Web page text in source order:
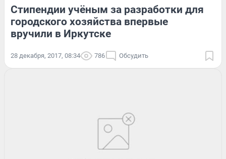
Стипендии учёным за разработки для
городского хозяйства впервые
вручили в Иркутске
28 декабря, 2017, 08:34 786 Обсудить